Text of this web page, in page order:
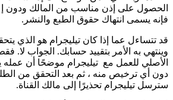
على إذن مناسب من المالك ودون إعطاء
انتهاك حقوق الطبع والنشر.
عما إذا كان تيليجرام هو الذي يتحقق
به الأمر بتقييد حسابك. الجواب لا. فقط
للعمل مع تيليجرام موضحًا أن عمله يتم
ترخيص منه ، ثم بعد التحقق من الطلب عبر
تيليجرام تحذيرًا إلى مالك القناة.